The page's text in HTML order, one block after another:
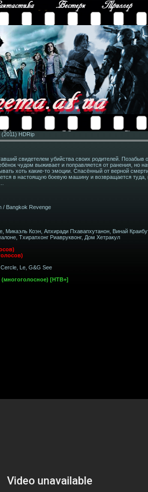
HDRip
свидетелем убийства своих родителей. Позабыв
чудом выживает и поправляется от ранения, но
хоть какие-то эмоции. Спасённый от верной
в настоящую боевую машину и возвращается туда,
/ Bangkok Revenge
Микаэль Коэн, Апхиради Пхавапхутанон, Винай
Тхирапхонг Риавруквонг, Дом Хетракул
Le, G&G See
(многоголосное) [НТВ+]